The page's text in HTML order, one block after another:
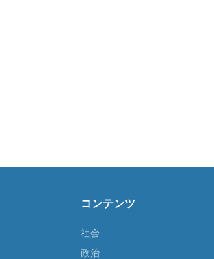
コンテンツ
社会
政治